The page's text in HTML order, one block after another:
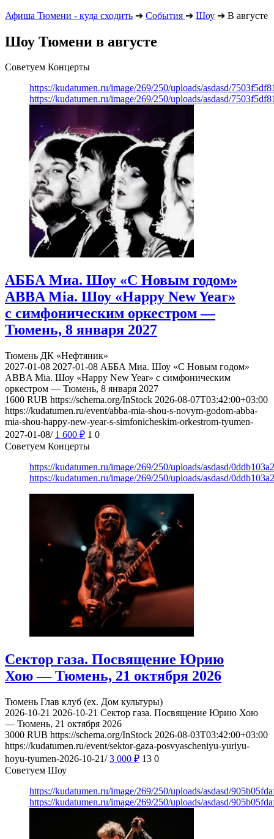
Афиша Тюмени - куда сходить ➔ События ➔ Шоу ➔ В августе
Шоу Тюмени в августе
Советуем Концерты
https://kudatumen.ru/image/269/250/uploads/asdasd/
https://kudatumen.ru/image/269/250/uploads/asdasd/
АББА Миа. Шоу «С Новым годом»
ABBA Mia. Шоу «Happy New Year»
с симфоническим оркестром —
Тюмень, 8 января 2027
Тюмень ДК «Нефтяник»
2027-01-08 2027-01-08 АББА Миа. Шоу «С Новым годом»
ABBA Mia. Шоу «Happy New Year» с симфоническим
оркестром — Тюмень, 8 января 2027
1600 RUB https://schema.org/InStock 2026-08-07T03:42:00+03:00
https://kudatumen.ru/event/abba-mia-shou-s-novym-godom-abba-
mia-shou-happy-new-year-s-simfonicheskim-orkestrom-tyumen-
2027-01-08/ 1 600 ₽ 1 0
Советуем Концерты
https://kudatumen.ru/image/269/250/uploads/asdasd/
https://kudatumen.ru/image/269/250/uploads/asdasd/
Сектор газа. Посвящение Юрию
Хою — Тюмень, 21 октября 2026
Тюмень Глав клуб (ex. Дом культуры)
2026-10-21 2026-10-21 Сектор газа. Посвящение Юрию Хою
— Тюмень, 21 октября 2026
3000 RUB https://schema.org/InStock 2026-08-03T03:42:00+03:00
https://kudatumen.ru/event/sektor-gaza-posvyascheniyu-yuriyu-
hoyu-tyumen-2026-10-21/ 3 000 ₽ 13 0
Советуем Шоу
https://kudatumen.ru/image/269/250/uploads/asdasd/
https://kudatumen.ru/image/269/250/uploads/asdasd/